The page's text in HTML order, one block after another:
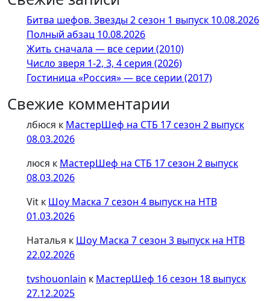
Битва шефов. Звезды 2 сезон 1 выпуск 10.08.2026
Полный абзац 10.08.2026
Жить сначала — все серии (2010)
Число зверя 1-2, 3, 4 серия (2026)
Гостиница «Россия» — все серии (2017)
Свежие комментарии
лбюся к МастерШеф на СТБ 17 сезон 2 выпуск
08.03.2026
люся к МастерШеф на СТБ 17 сезон 2 выпуск
08.03.2026
Vit к Шоу Маска 7 сезон 4 выпуск на НТВ
01.03.2026
Наталья к Шоу Маска 7 сезон 3 выпуск на НТВ
22.02.2026
tvshouonlain к МастерШеф 16 сезон 18 выпуск
27.12.2025